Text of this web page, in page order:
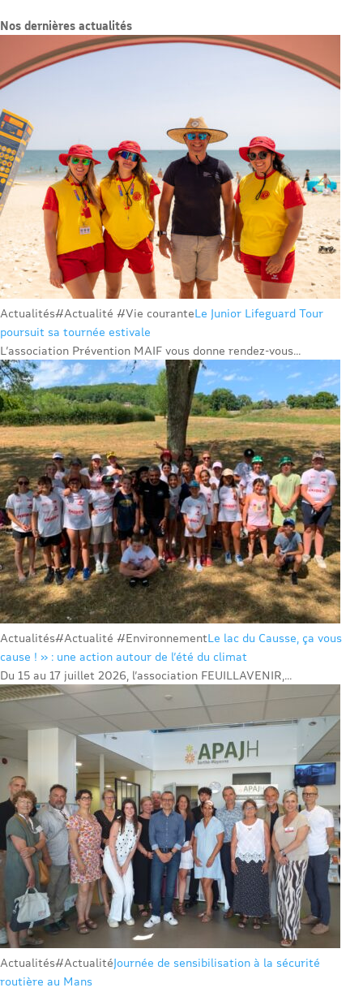
Nos dernières actualités
Actualités#Actualité #Vie couranteLe Junior Lifeguard Tour
poursuit sa tournée estivale
L’association Prévention MAIF vous donne rendez-vous...
Actualités#Actualité #EnvironnementLe lac du Causse, ça vous
cause ! » : une action autour de l’été du climat
Du 15 au 17 juillet 2026, l’association FEUILLAVENIR,...
Actualités#ActualitéJournée de sensibilisation à la sécurité
routière au Mans